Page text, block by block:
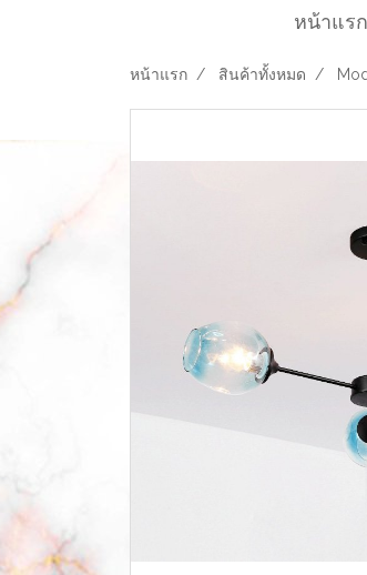
หน้าแรก
หน้าแรก สินค้าทั้งหมด